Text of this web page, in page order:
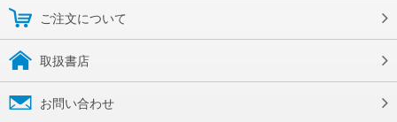
ご注文について
取扱書店
お問い合わせ